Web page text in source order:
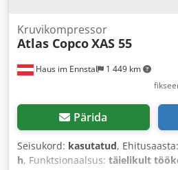
Haus im Ennstal 1 449 km
Kruvikompressor
Atlas CopcoXAS 55
Pärida
Seisukord: kasutatud, Ehitusaasta:
h, Funktsionaalsus: täielikult